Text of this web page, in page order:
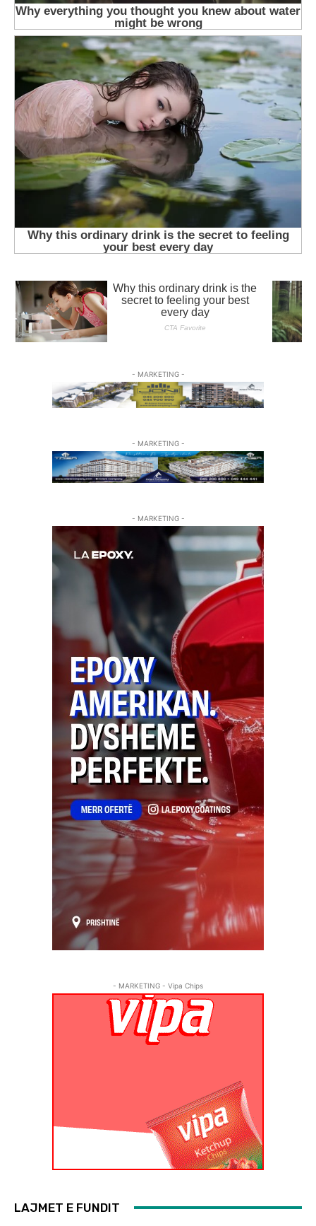
- MARKETING -
- MARKETING -
- MARKETING -
- MARKETING - Vipa Chips
LAJMET E FUNDIT